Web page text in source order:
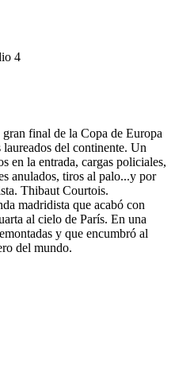
4
final de la Copa de Europa
laureados del continente. Un
en la entrada, cargas policiales,
anulados, tiros al palo...y por
Thibaut Courtois.
madridista que acabó con
al cielo de París. En una
y que encumbró al
del mundo.